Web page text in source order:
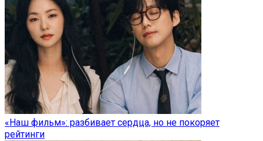
«Наш фильм»: разбивает сердца, но не покоряет
рейтинги